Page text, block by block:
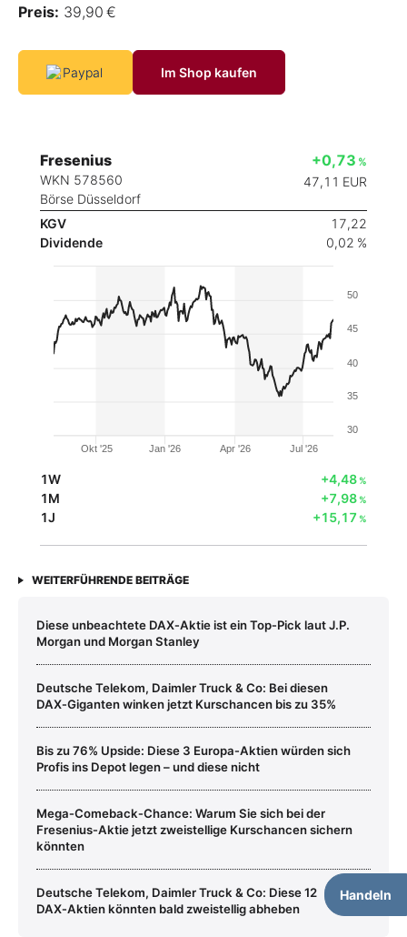
Preis: 39,90 €
Im Shop kaufen
Fresenius
WKN 578560
Börse Düsseldorf
+0,73 %
47,11 EUR
KGV
17,22
Dividende
0,02 %
Handeln
Okt '25 Jan '26 Apr '26 Jul '26
30
35
40
45
50
1W +4,48%
1M +7,98%
1J +15,17 %
WEITERFÜHRENDE BEITRÄGE
Diese unbeachtete DAX‑Aktie ist ein Top‑Pick laut J.P.
Morgan und Morgan Stanley
Deutsche Telekom, Daimler Truck & Co: Bei diesen
DAX‑Giganten winken jetzt Kurschancen bis zu 35%
Bis zu 76% Upside: Diese 3 Europa‑Aktien würden sich
Profis ins Depot legen – und diese nicht
Mega‑Comeback‑Chance: Warum Sie sich bei der
Fresenius‑Aktie jetzt zweistellige Kurschancen sichern
könnten
Deutsche Telekom, Daimler Truck & Co: Diese 12
DAX‑Aktien könnten bald zweistellig abheben